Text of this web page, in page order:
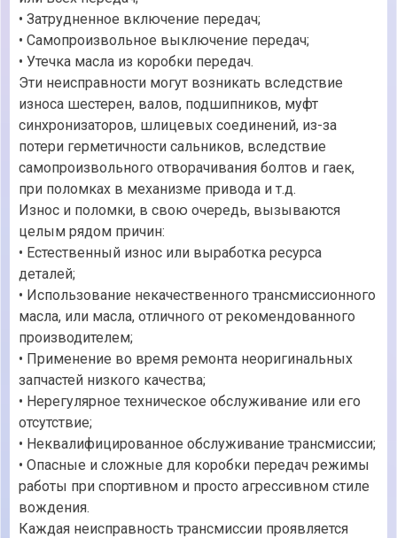
• Затрудненное включение передач;
• Самопроизвольное выключение передач;
• Утечка масла из коробки передач.
Эти неисправности могут возникать вследствие
износа шестерен, валов, подшипников, муфт
синхронизаторов, шлицевых соединений, из-за
потери герметичности сальников, вследствие
самопроизвольного отворачивания болтов и гаек,
при поломках в механизме привода и т.д.
Износ и поломки, в свою очередь, вызываются
целым рядом причин:
• Естественный износ или выработка ресурса
деталей;
• Использование некачественного трансмиссионного
масла, или масла, отличного от рекомендованного
производителем;
• Применение во время ремонта неоригинальных
запчастей низкого качества;
• Нерегулярное техническое обслуживание или его
отсутствие;
• Неквалифицированное обслуживание трансмиссии;
• Опасные и сложные для коробки передач режимы
работы при спортивном и просто агрессивном стиле
вождения.
Каждая неисправность трансмиссии проявляется